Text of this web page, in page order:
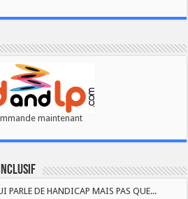
maintenant
DE HANDICAP MAIS PAS QUE...